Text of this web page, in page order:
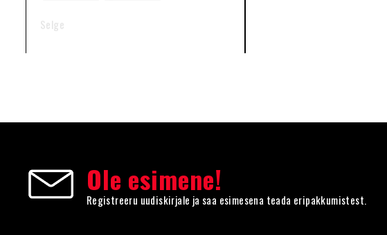
Selge
Ole esimene!
Registreeru uudiskirjale ja saa esimesena teada eripakkumistest.